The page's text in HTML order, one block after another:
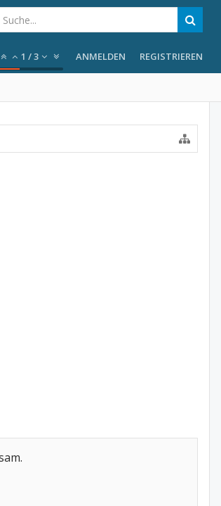
1 /3 ANMELDEN REGISTRIEREN